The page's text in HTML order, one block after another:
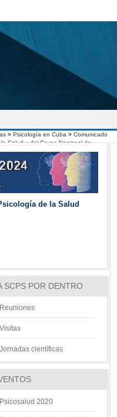
> Psicología en Cuba > Comunicado
Salud y del Grupo Nacional de
de la Salud
SCPS POR DENTRO
Reuniones
Visitas
Jornadas científicas
Psicosalud 2020